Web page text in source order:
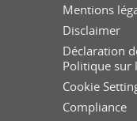
Mentions
Disclaimer
Déclaration
Politique sur
Cookie
Compliance